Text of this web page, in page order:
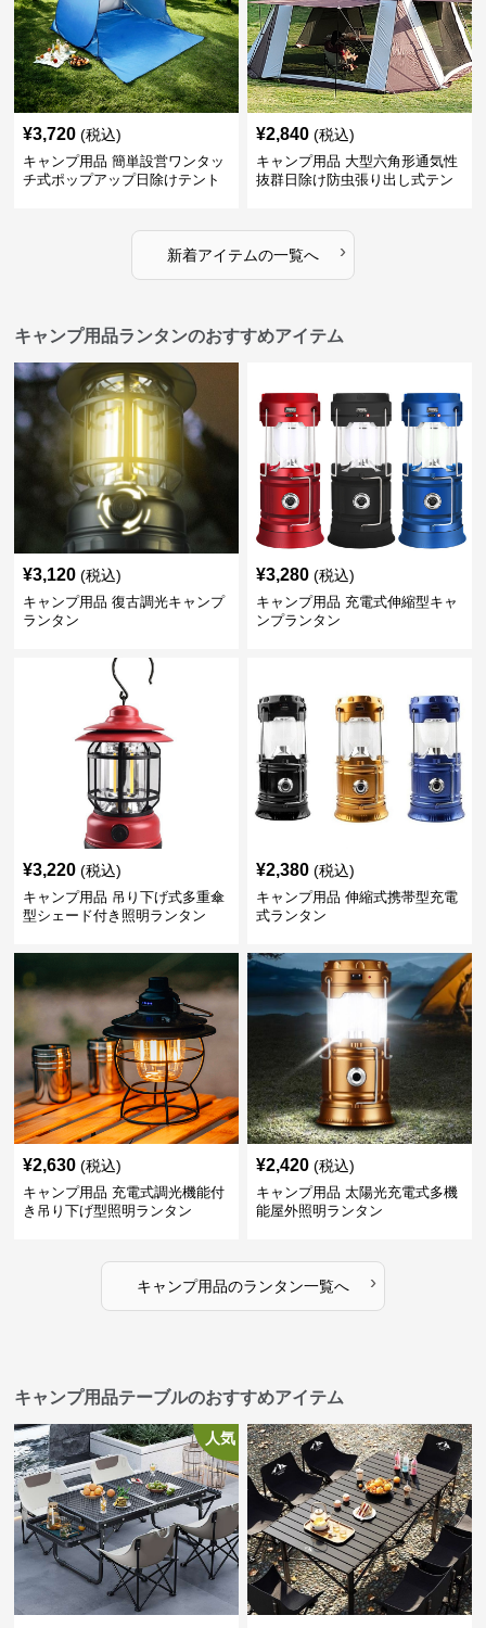
¥3,720 (税込)
キャンプ用品 簡単設営ワンタッ
チ式ポップアップ日除けテント
¥2,840 (税込)
キャンプ用品 大型六角形通気性
抜群日除け防虫張り出し式テン
新着アイテムの一覧へ ›
キャンプ用品ランタンのおすすめアイテム
¥3,120 (税込)
キャンプ用品 復古調光キャンプ
ランタン
¥3,280 (税込)
キャンプ用品 充電式伸縮型キャ
ンプランタン
¥3,220 (税込)
キャンプ用品 吊り下げ式多重傘
型シェード付き照明ランタン
¥2,380 (税込)
キャンプ用品 伸縮式携帯型充電
式ランタン
¥2,630 (税込)
キャンプ用品 充電式調光機能付
き吊り下げ型照明ランタン
¥2,420 (税込)
キャンプ用品 太陽光充電式多機
能屋外照明ランタン
キャンプ用品のランタン一覧へ ›
キャンプ用品テーブルのおすすめアイテム
人気